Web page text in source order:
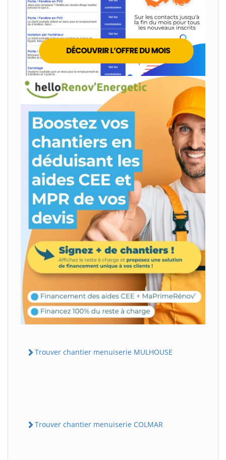
Trouver chantier menuiserie MULHOUSE
Trouver chantier menuiserie COLMAR